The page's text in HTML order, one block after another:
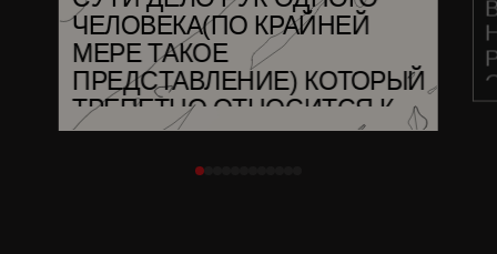
ЧЕЛОВЕКА(ПО КРАЙНЕЙ
МЕРЕ ТАКОЕ
ПРЕДСТАВЛЕНИЕ) КОТОРЫЙ
ТРЕПЕТНО ОТНОСИТСЯ К
КЛИЕНТАМ. МГНОВЕННО
МОЖНО ПОЛУЧИТЬ